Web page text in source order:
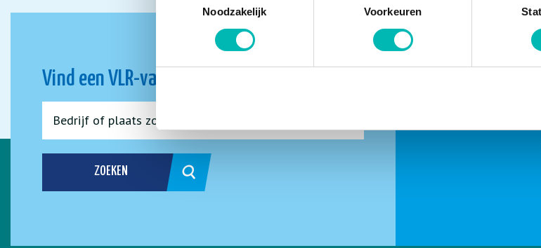
Noodzakelijk
Voorkeuren
Vind een VLR-vakbedrijf bij jou in de buurt
ZOEKEN